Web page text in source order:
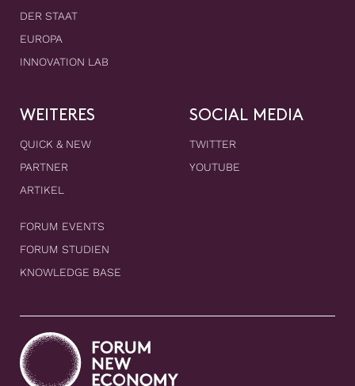
DER STAAT
EUROPA
INNOVATION LAB
WEITERES
QUICK & NEW
PARTNER
ARTIKEL
FORUM EVENTS
FORUM STUDIEN
KNOWLEDGE BASE
SOCIAL MEDIA
TWITTER
YOUTUBE